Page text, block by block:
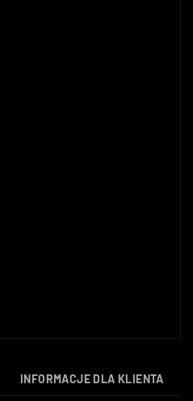
INFORMACJE DLA KLIENTA